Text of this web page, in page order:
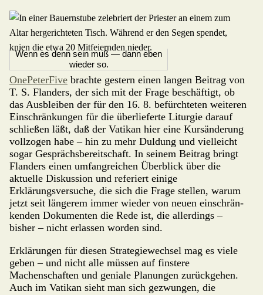
Wenn es denn sein muß — dann eben
wieder so.
OnePeterFive brachte gestern einen langen Beitrag von
T. S. Flanders, der sich mit der Frage beschäftigt, ob
das Ausbleiben der für den 16. 8. befürch­teten weiteren
Einschränkungen für die überlieferte Liturgie darauf
schließen läßt, daß der Vatikan hier eine Kursän­derung
vollzogen habe – hin zu mehr Duldung und vielleicht
sogar Gesprächsbereitschaft. In seinem Beitrag bringt
Flanders einen umfangreichen Überblick über die
aktuelle Diskussion und referiert einige
Erklärungsversuche, die sich die Frage stellen, warum
jetzt seit längerem immer wieder von neuen einschrän­
kenden Dokumenten die Rede ist, die allerdings –
bisher – nicht erlassen worden sind.
Erklärungen für diesen Strategiewechsel mag es viele
geben – und nicht alle müssen auf finstere
Machenschaften und geniale Planungen zurück­gehen.
Auch im Vatikan sieht man sich gezwungen, die